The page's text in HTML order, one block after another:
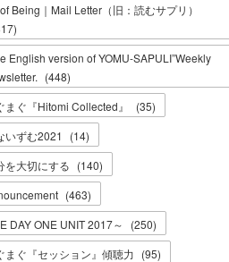
Being｜Mail Letter（旧：読むサプリ）
)
English version of YOMU-SAPULI”Weekly
(448)
まぐ『Hitomi Collected』
(35)
いずむ2021
(14)
を大切にする (140)
(463)
DAY ONE UNIT 2017～
(250)
まぐ『セッション』傾聴力 (95)